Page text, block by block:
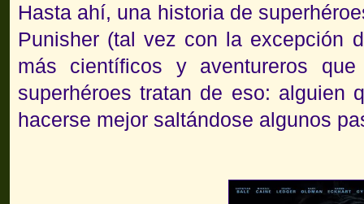
Hasta ahí, una historia de
Punisher (tal vez con la excepción
más científicos y aventureros
superhéroes tratan de eso: alguien
hacerse mejor saltándose algunos